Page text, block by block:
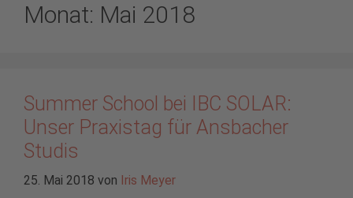
Monat: Mai 2018
Summer School bei IBC SOLAR:
Unser Praxistag für Ansbacher
Studis
25. Mai 2018 von Iris Meyer